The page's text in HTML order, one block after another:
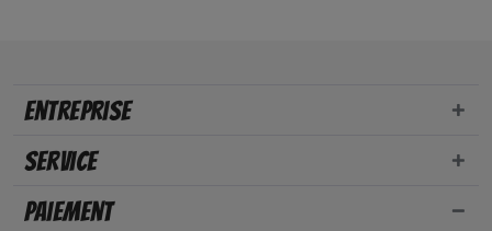
Entreprise
Service
Paiement